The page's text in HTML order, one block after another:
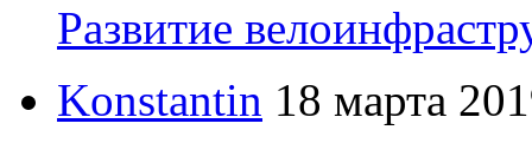
Развитие
Konstantin 18 марта